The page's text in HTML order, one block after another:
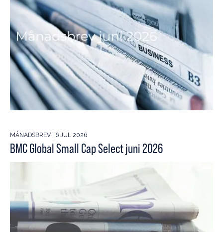
MÅNADSBREV | 6 JUL 2026
BMC Global Small Cap Select juni 2026